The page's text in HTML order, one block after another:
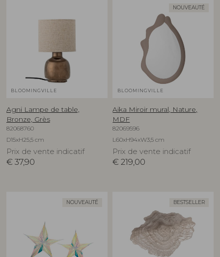
BLOOMINGVILLE
Agni Lampe de table,
Bronze, Grès
82068760
D15xH25,5 cm
Prix de vente indicatif
€ 37,90
NOUVEAUTÉ
BLOOMINGVILLE
Aika Miroir mural, Nature,
MDF
82069596
L60xH94xW3,5 cm
Prix de vente indicatif
€ 219,00
NOUVEAUTÉ BESTSELLER